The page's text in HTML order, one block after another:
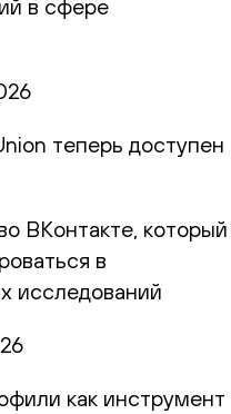
в сфере
теперь доступен
ВКонтакте, который
в
исследований
как инструмент